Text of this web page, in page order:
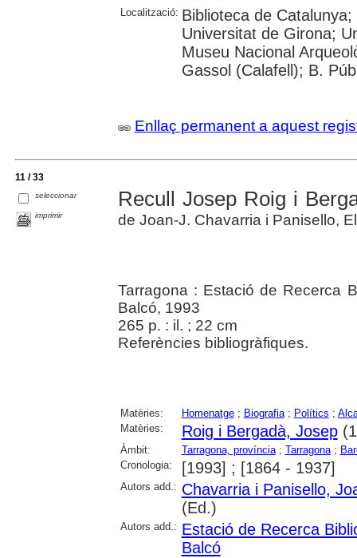
Localització: Biblioteca de
Universitat de Girona;
Museu Nacional
Gassol (Calafell); B.
Enllaç permanent a aquest
11 / 33
seleccionar
imprimir
Recull Josep Roig i
de Joan-J. Chavarria i Panisello,
Tarragona : Estació de Recerca
Balcó, 1993
265 p. : il. ; 22 cm
Referències bibliogràfiques.
Matèries: Homenatge; Biografia; Polítics ;
Matèries:
Roig i Bergadà, Josep
Àmbit: Tarragona, província; Tarragona;
Cronologia:
[1993] ; [1864 - 1937]
Autors add.: Chavarria i Panisello,
(Ed.)
Autors add.: Estació de Recerca
Balcó